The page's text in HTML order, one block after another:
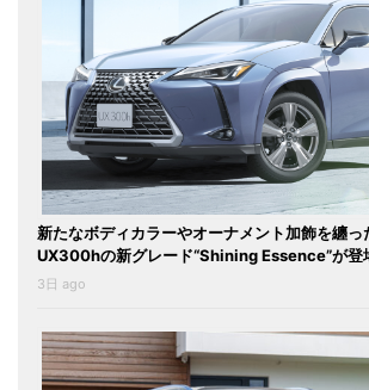
新たなボディカラーやオーナメント加飾を纏っ
UX300hの新グレード“Shining Essence”が登
3日 ago